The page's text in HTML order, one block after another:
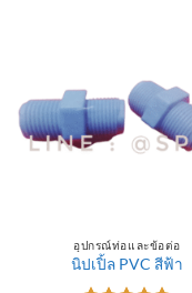
อุปกรณ์ท่อและข้อต่อ
นิปเปิ้ล PVC สีฟ้า